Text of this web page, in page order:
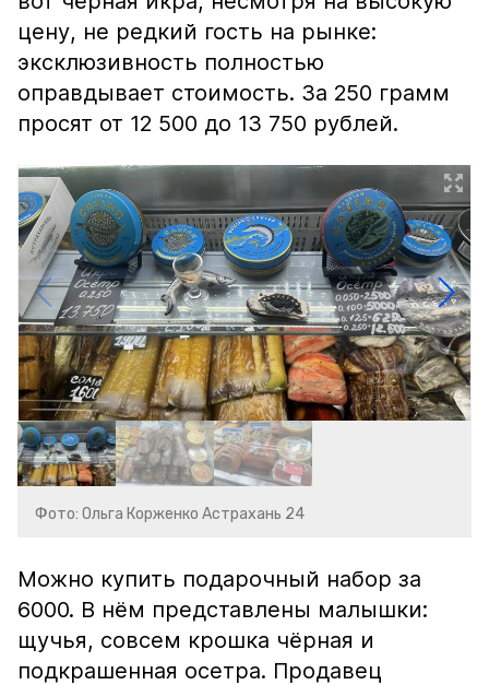
цену, не редкий гость на рынке:
эксклюзивность полностью
оправдывает стоимость. За 250 грамм
просят от 12 500 до 13 750 рублей.
Фото: Ольга Корженко Астрахань 24
Можно купить подарочный набор за
6000. В нём представлены малышки:
щучья, совсем крошка чёрная и
подкрашенная осетра. Продавец